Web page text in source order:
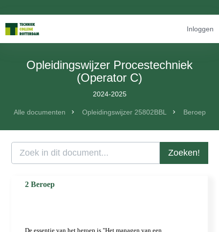
Inloggen
Opleidingswijzer Procestechniek
(Operator C)
2024-2025
Alle documenten Opleidingswijzer 25802BBL Beroep
Zoeken!